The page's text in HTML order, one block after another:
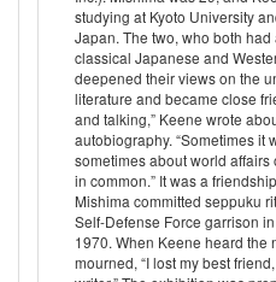
studying at Kyoto University
Japan. The two, who both
classical Japanese and
deepened their views on the
literature and became close
and talking,” Keene wrote
autobiography. “Sometimes it
sometimes about world
in common.” It was a
Mishima committed seppuku
Self-Defense Force garrison
1970. When Keene heard the
mourned, “I lost my best